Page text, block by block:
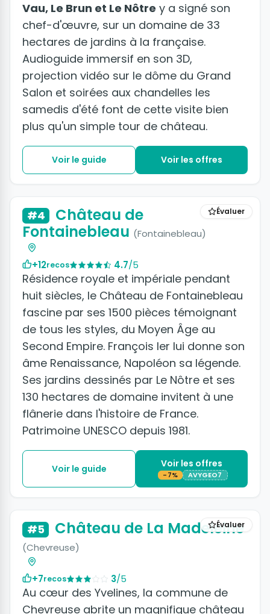
Vau, Le Brun et Le Nôtre y a signé son
chef-d'œuvre, sur un domaine de 33
hectares de jardins à la française.
Audioguide immersif en son 3D,
projection vidéo sur le dôme du Grand
Salon et soirées aux chandelles les
samedis d'été font de cette visite bien
plus qu'un simple tour de château.
Voir le guide Voir les offres
Évaluer
#4
Château de
Fontainebleau (Fontainebleau)
+12recos 4.7/5
Résidence royale et impériale pendant
huit siècles, le Château de Fontainebleau
fascine par ses 1500 pièces témoignant
de tous les styles, du Moyen Âge au
Second Empire. François Ier lui donne son
âme Renaissance, Napoléon sa légende.
Ses jardins dessinés par Le Nôtre et ses
130 hectares de domaine invitent à une
flânerie dans l'histoire de France.
Patrimoine UNESCO depuis 1981.
Voir le guide Voir les offres
-7% AVYGEO7
Évaluer
#5 Château de La Madeleine
(Chevreuse)
+7recos 3/5
Au cœur des Yvelines, la commune de
Chevreuse abrite un magnifique château